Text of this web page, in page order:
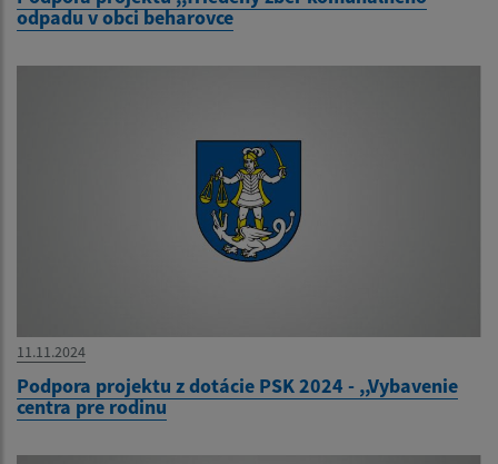
odpadu v obci beharovce
11.11.2024
Podpora projektu z dotácie PSK 2024 - ,,Vybavenie
centra pre rodinu